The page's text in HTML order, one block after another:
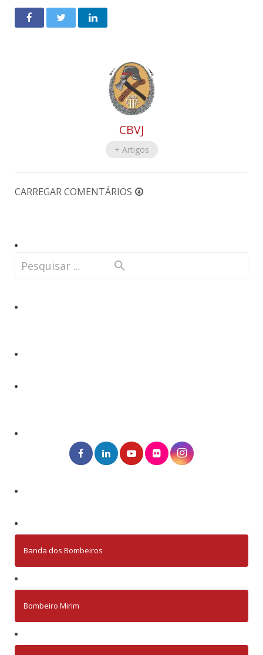
CBVJ
+ Artigos
CARREGAR COMENTÁRIOS
Banda dos Bombeiros
Bombeiro Mirim